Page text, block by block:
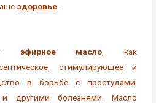
здоровье
эфирное масло , как
стимулирующее и
в борьбе с простудами,
другими болезнями. Масло